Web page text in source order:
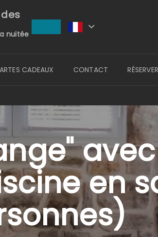
nuitée
CADEAUX CONTACT RÉSERVER
en